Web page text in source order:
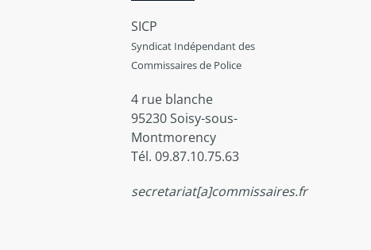
SICP
Syndicat Indépendant des
Commissaires de Police
4 rue blanche
95230 Soisy-sous-
Montmorency
Tél. 09.87.10.75.63
secretariat[a]commissaires.fr